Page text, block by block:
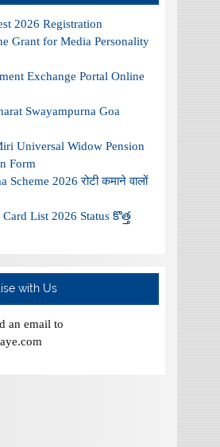
2026 Registration
Grant for Media Personality
Exchange Portal Online
Swayampurna Goa
Universal Widow Pension
Form
Scheme 2026 रोटी कमाने वालों
List 2026 Status కొత్త
with Us
an email to